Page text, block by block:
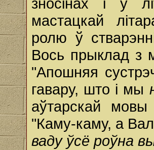
мастацкай
ролю ў
Вось прыклад з
"Апошняя
гавару, што і мы
аўтарскай
"Каму-каму, а
ваду ўсё роўна